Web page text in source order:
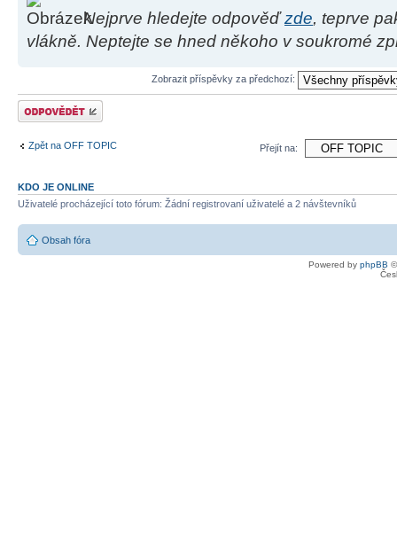
Nejprve hledejte odpověďzde, teprve
vlákně. Neptejte se hned někoho v soukromé
Zobrazit příspěvky za předchozí:
Odeslat odpověď
Zpět na OFF TOPIC Přejít na:
KDO JE ONLINE
Uživatelé procházející toto fórum: Žádní registrovaní uživatelé a 2 návštevníků
Obsah fóra
Powered by phpBB